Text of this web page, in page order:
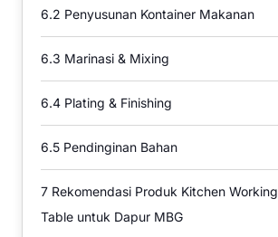
6.2 Penyusunan Kontainer Makanan
6.3 Marinasi & Mixing
6.4 Plating & Finishing
6.5 Pendinginan Bahan
7 Rekomendasi Produk Kitchen Working
Table untuk Dapur MBG